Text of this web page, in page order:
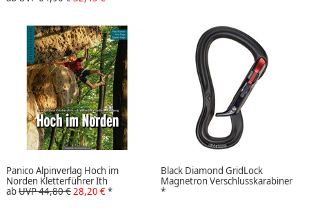
Panico Alpinverlag Hoch im
Norden Kletterführer Ith
abUVP 44,80 €28,20 €*
Black Diamond GridLock
Magnetron Verschlusskarabiner
*